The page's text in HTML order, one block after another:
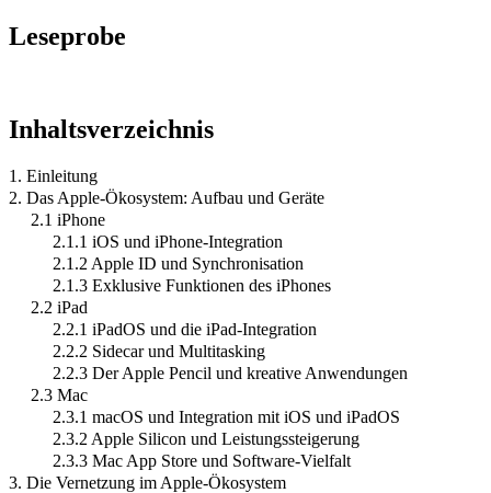
Leseprobe
Inhaltsverzeichnis
1. Einleitung
2. Das Apple-Ökosystem: Aufbau und Geräte
2.1 iPhone
2.1.1 iOS und iPhone-Integration
2.1.2 Apple ID und Synchronisation
2.1.3 Exklusive Funktionen des iPhones
2.2 iPad
2.2.1 iPadOS und die iPad-Integration
2.2.2 Sidecar und Multitasking
2.2.3 Der Apple Pencil und kreative Anwendungen
2.3 Mac
2.3.1 macOS und Integration mit iOS und iPadOS
2.3.2 Apple Silicon und Leistungssteigerung
2.3.3 Mac App Store und Software-Vielfalt
3. Die Vernetzung im Apple-Ökosystem